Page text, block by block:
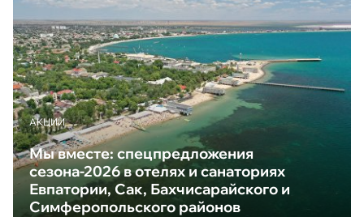
АКЦИИ
Мы вместе: спецпредложения
сезона-2026 в отелях и санаториях
Евпатории, Сак, Бахчисарайского и
Симферопольского районов